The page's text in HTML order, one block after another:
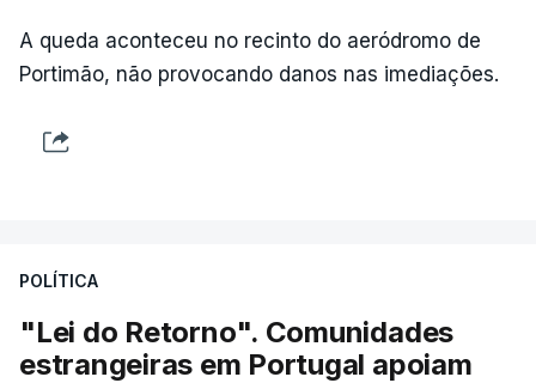
A queda aconteceu no recinto do aeródromo de
Portimão, não provocando danos nas imediações.
POLÍTICA
"Lei do Retorno". Comunidades
estrangeiras em Portugal apoiam